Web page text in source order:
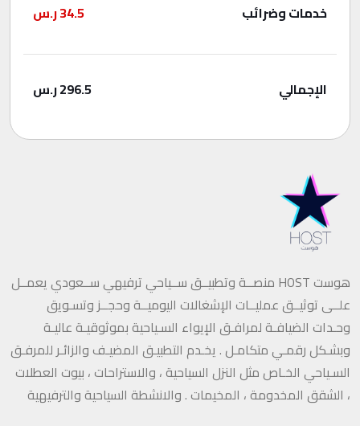
خدمات وضرائب
34.5ر.س
الإجمالي 296.5ر.س
هوست HOST منصــة وتطبيــق ســياحي ترفيهي ســعودي يعمــل
علــى توثيــق عمليــات الإشغالات اليوميــة وحجــز وتسـويق
وحـدات الضيافـة لمرافـق الإيواء السـياحية بموثوقيـة عاليـة
وبشـكل رقمـي متكامـل . يخـدم التطبيـق المضيـف والزائـر للمرفـق
السـياحي الخـاص مثل النزل السياحية ، والاستراحات ، بيوت العطلات
، الشقق المخدومة ، المخيمات . والانشطة السياحية والترفيهية